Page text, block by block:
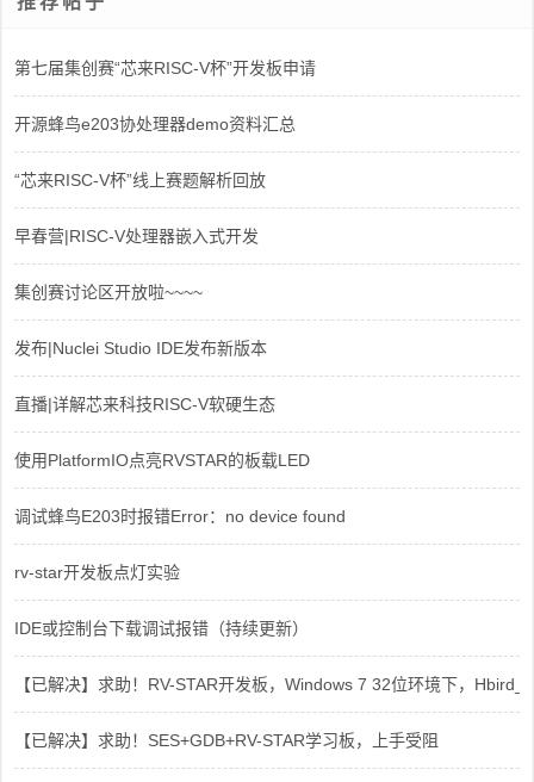
第七届集创赛“芯来RISC-V杯”开发板申请
开源蜂鸟e203协处理器demo资料汇总
“芯来RISC-V杯”线上赛题解析回放
早春营|RISC-V处理器嵌入式开发
集创赛讨论区开放啦~~~~
发布|Nuclei Studio IDE发布新版本
直播|详解芯来科技RISC-V软硬生态
使用PlatformIO点亮RVSTAR的板载LED
调试蜂鸟E203时报错Error：no device found
rv-star开发板点灯实验
IDE或控制台下载调试报错（持续更新）
【已解决】求助！RV-STAR开发板，Windows 7 32位环境下，
【已解决】求助！SES+GDB+RV-STAR学习板，上手受阻